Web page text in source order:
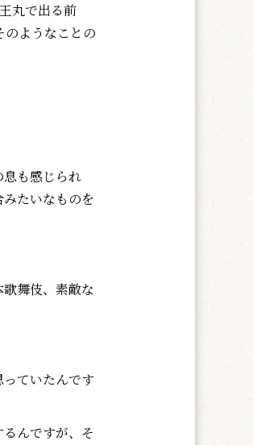
丸で出る前
ようなことの
も感じられ
たいなものを
舞伎、素敵な
ていたんです
んですが、そ